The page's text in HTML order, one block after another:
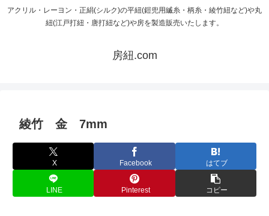
アクリル・レーヨン・正絹(シルク)の平紐(鎧兜用縅糸・柄糸・綾竹紐など)や丸
紐(江戸打紐・唐打紐など)や房を製造販売いたします。
房紐.com
綾竹 金 7mm
X Facebook はてブ
LINE Pinterest コピー